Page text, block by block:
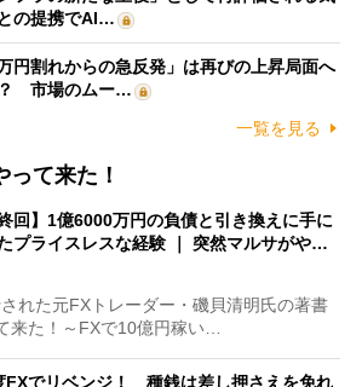
の提携でAI…
円割れからの急反発」は再びの上昇局面へ
？ 市場のムー…
一覧を見る
って来た！
終回】1億6000万円の負債と引き換えに手に
プライスレスな経験 ｜ 突然マルサがや…
れた元FXトレーダー・磯貝清明氏の著書
来た！～FXで10億円稼い…
FXでリベンジ！ 種銭は差し押さえを免れ